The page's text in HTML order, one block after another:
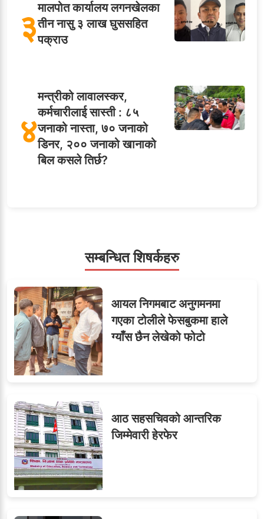
३मालपोत कार्यालय लगनखेलका
तीन नासु ३ लाख घुससहित
पक्राउ
४
मन्त्रीको लावालस्कर,
कर्मचारीलाई सास्ती : ८५
जनाको नास्ता, ७० जनाको
डिनर, २०० जनाको खानाको
बिल कसले तिर्छ?
६सहसचिवमा प्रथम भएका
विजयकुमार शर्माको लोकसेवा
टिप्स
७
८जुनियरलाई दोहोरो जिम्मेवारी,
मन्त्रालयभित्र असन्तुष्टि
सम्बन्धित शिषर्कहरु
आयल निगमबाट अनुगमनमा
गएका टोलीले फेसबुकमा हाले
ग्याँस छैन लेखेको फोटो
आठ सहसचिवको आन्तरिक
जिम्मेवारी हेरफेर